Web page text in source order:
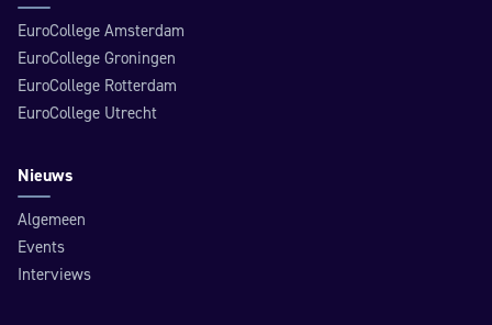
EuroCollege Amsterdam
EuroCollege Groningen
EuroCollege Rotterdam
EuroCollege Utrecht
Nieuws
Algemeen
Events
Interviews